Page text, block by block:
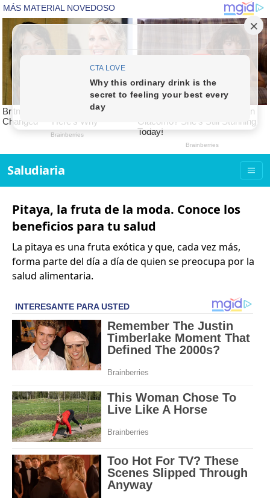
Saludiaria
Pitaya, la fruta de la moda. Conoce los
beneficios para tu salud
La pitaya es una fruta exótica y que, cada vez más,
forma parte del día a día de quien se preocupa por la
salud alimentaria.